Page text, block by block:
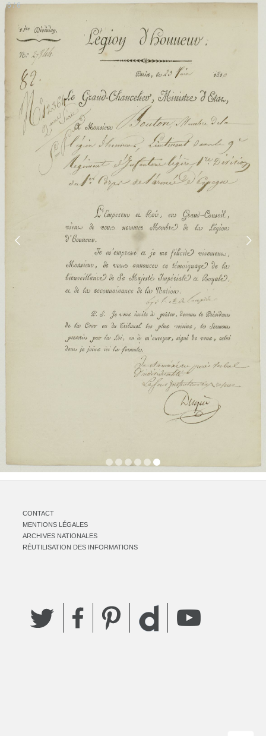
6 / 6
CONTACT
MENTIONS LÉGALES
ARCHIVES NATIONALES
RÉUTILISATION DES INFORMATIONS